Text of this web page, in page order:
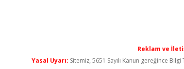
Reklam ve
Yasal Uyarı: Sitemiz, 5651 Sayılı Kanun gereğince